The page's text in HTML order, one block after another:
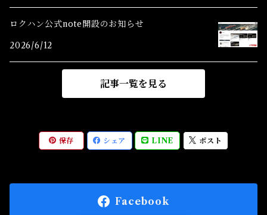
Zゲージ制御機器(特別価格)
ロクハン公式note開設のお知らせ
2026/6/12
記事一覧を見る
保存 シェア LINE ポスト
Facebook